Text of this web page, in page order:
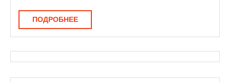
ПОДРОБНЕЕПОДРОБНЕЕ